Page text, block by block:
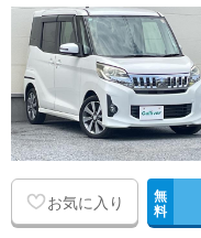
お気に入り 無
料